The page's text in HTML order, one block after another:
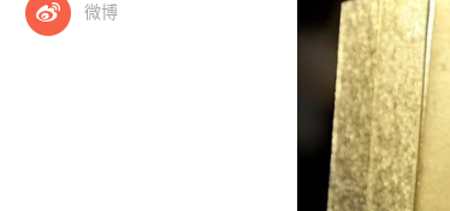
微博